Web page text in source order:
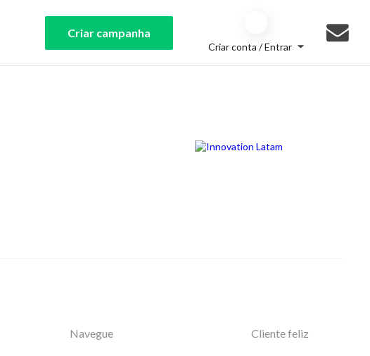
Criar campanha
Criar conta / Entrar
Navegue Cliente feliz